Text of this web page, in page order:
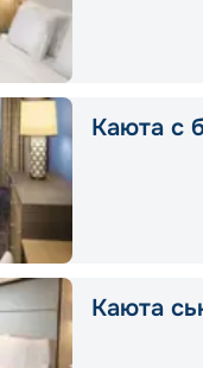
Каюта с
Каюта